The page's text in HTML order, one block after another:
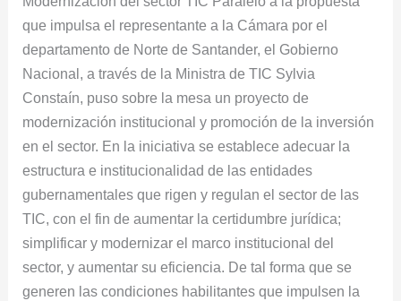
que impulsa el representante a la Cámara por el
departamento de Norte de Santander, el Gobierno
Nacional, a través de la Ministra de TIC Sylvia
Constaín, puso sobre la mesa un proyecto de
modernización institucional y promoción de la inversión
en el sector. En la iniciativa se establece adecuar la
estructura e institucionalidad de las entidades
gubernamentales que rigen y regulan el sector de las
TIC, con el fin de aumentar la certidumbre jurídica;
simplificar y modernizar el marco institucional del
sector, y aumentar su eficiencia. De tal forma que se
generen las condiciones habilitantes que impulsen la